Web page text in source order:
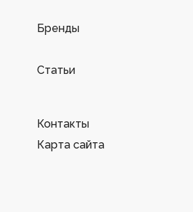
Бренды
Статьи
Контакты
Карта сайта